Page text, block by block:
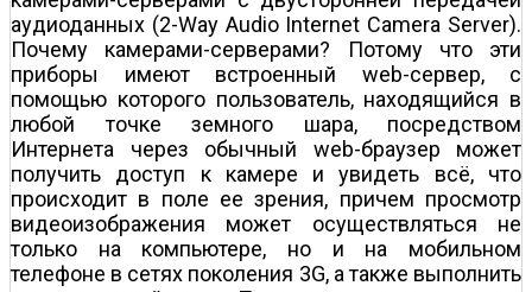
аудиоданных (2-Way Audio Internet Camera Server).
Почему камерами-серверами? Потому что эти
приборы имеют встроенный web-сервер, с
помощью которого пользователь, находящийся в
любой точке земного шара, посредством
Интернета через обычный web-браузер может
получить доступ к камере и увидеть всё, что
происходит в поле ее зрения, причем просмотр
видеоизображения может осуществляться не
только на компьютере, но и на мобильном
телефоне в сетях поколения 3G, а также выполнить